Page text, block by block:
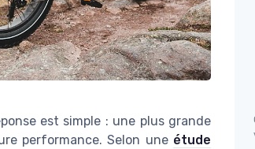
est simple : une plus grande
performance. Selon une étude